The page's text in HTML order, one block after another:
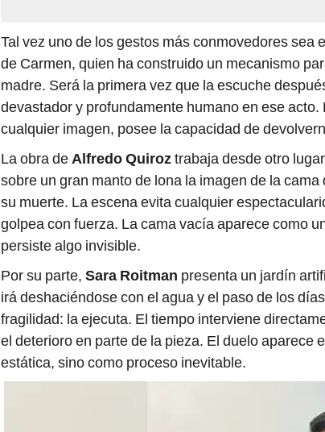
Tal vez uno de los gestos más conmovedores sea
de Carmen, quien ha construido un mecanismo
madre. Será la primera vez que la escuche
devastador y profundamente humano en ese acto.
cualquier imagen, posee la capacidad de
La obra de Alfredo Quiroztrabaja desde otro
sobre un gran manto de lona la imagen de la
su muerte. La escena evita cualquier
golpea con fuerza. La cama vacía aparece como
persiste algo invisible.
Por su parte, Sara Roitman presenta un jardín
irá deshaciéndose con el agua y el paso de los
fragilidad: la ejecuta. El tiempo interviene
el deterioro en parte de la pieza. El duelo aparece
estática, sino como proceso inevitable.